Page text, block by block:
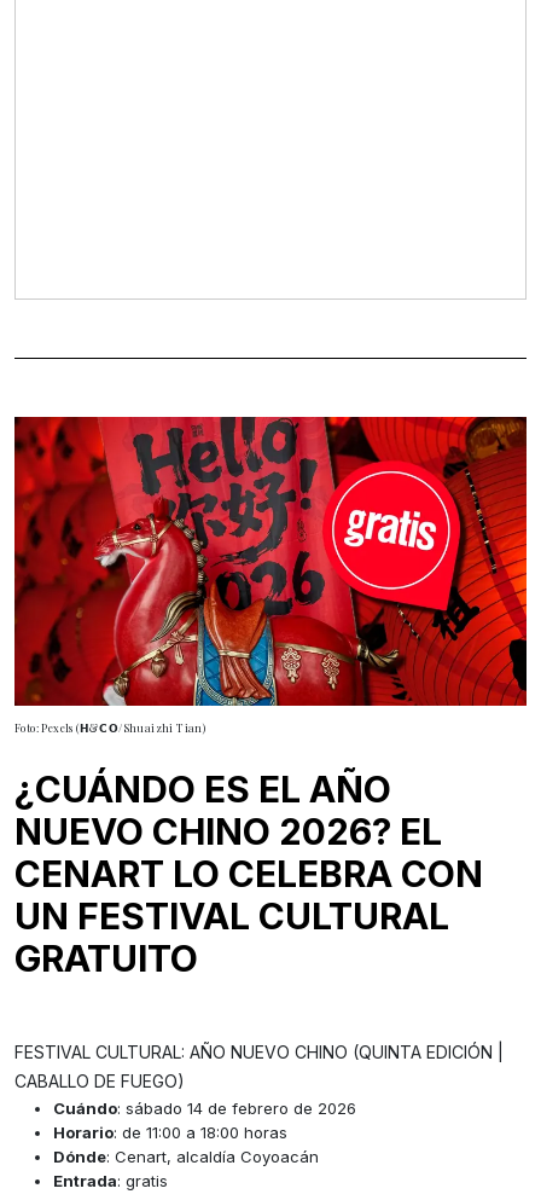
Foto: Pexels (𝗛&𝗖𝗢/Shuaizhi Tian)
¿CUÁNDO ES EL AÑO
NUEVO CHINO 2026? EL
CENART LO CELEBRA CON
UN FESTIVAL CULTURAL
GRATUITO
FESTIVAL CULTURAL: AÑO NUEVO CHINO (QUINTA EDICIÓN |
CABALLO DE FUEGO)
Cuándo: sábado 14 de febrero de 2026
Horario: de 11:00 a 18:00 horas
Dónde: Cenart, alcaldía Coyoacán
Entrada: gratis